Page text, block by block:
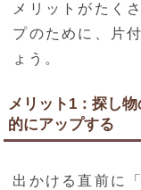
メリットがたく
プのために、片
ょう。
メリット1：探し
的にアップする
出かける直前に